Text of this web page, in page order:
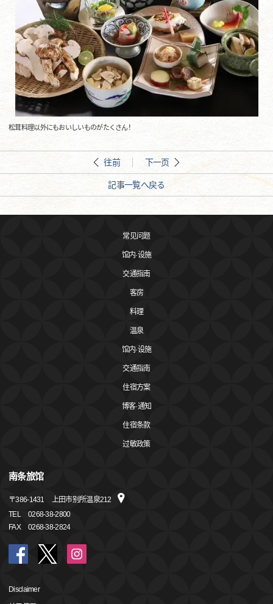
松茸料理以外にもおいしいものがたくさん！
往前 下一页
記事一覧へ戻る
常见问题
馆内·设施
交通指南
客房
料理
温泉
馆内·设施
交通指南
住宿方案
博客·通知
住宿条款
过敏政策
南条旅馆
〒386-1431
上田市别所温泉212
TEL
0268-38-2800
FAX
0268-38-2824
Disclaimer